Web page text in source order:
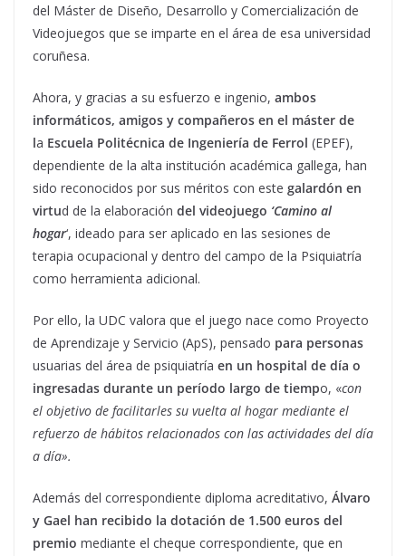
del Máster de Diseño, Desarrollo y Comercialización de
Videojuegos que se imparte en el área de esa universidad
coruñesa.
Ahora, y gracias a su esfuerzo e ingenio, ambos
informáticos, amigos y compañeros en el máster de
la Escuela Politécnica de Ingeniería de Ferrol (EPEF),
dependiente de la alta institución académica gallega, han
sido reconocidos por sus méritos con este galardón en
virtud de la elaboración del videojuego ‘Camino al
hogar‘, ideado para ser aplicado en las sesiones de
terapia ocupacional y dentro del campo de la Psiquiatría
como herramienta adicional.
Por ello, la UDC valora que el juego nace como Proyecto
de Aprendizaje y Servicio (ApS), pensado para personas
usuarias del área de psiquiatría en un hospital de día o
ingresadas durante un período largo de tiempo, «con
el objetivo de facilitarles su vuelta al hogar mediante el
refuerzo de hábitos relacionados con las actividades del día
a día».
Además del correspondiente diploma acreditativo, Álvaro
y Gael han recibido la dotación de 1.500 euros del
premio mediante el cheque correspondiente, que en